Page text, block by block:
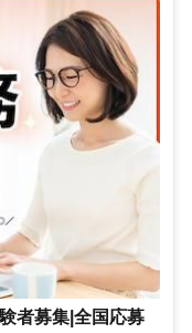
者募集|全国応募